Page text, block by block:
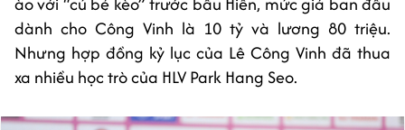
dành cho Công Vinh là 10 tỷ và lương 80 triệu.
Nhưng hợp đồng kỷ lục của Lê Công Vinh đã thua
xa nhiều học trò của HLV Park Hang Seo.